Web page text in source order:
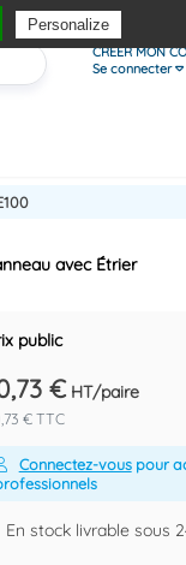
CRÉER MON
Se connecter
avec Étrier
public
€HT/paire
€ TTC
Connectez-vouspour
En stock livrable sous
Personalize